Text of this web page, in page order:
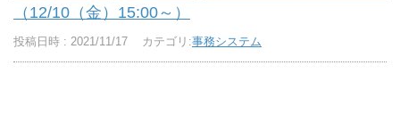
（12/10（金）15:00～）
投稿日時 : 2021/11/17 カテゴリ:事務システム